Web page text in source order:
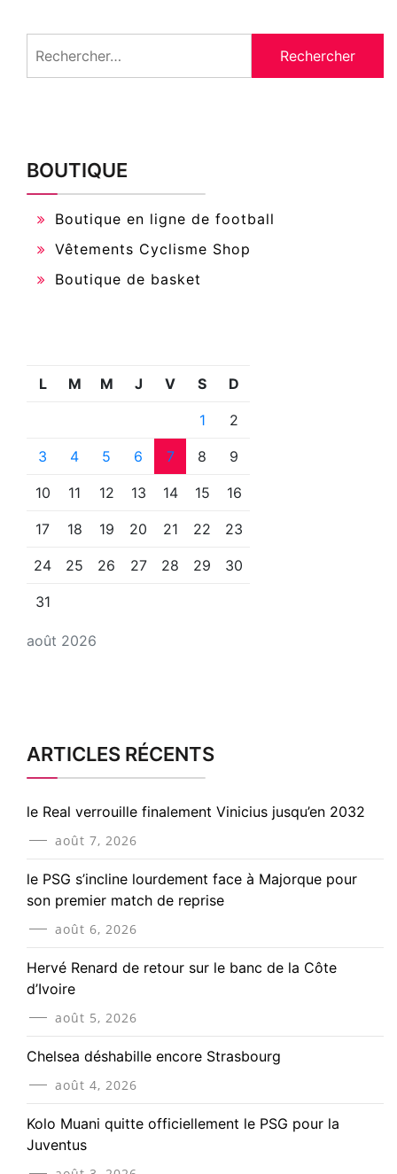
BOUTIQUE
Boutique en ligne de football
Vêtements Cyclisme Shop
Boutique de basket
août 2026
L M M J V S D
1 2
3 4 5 6 7 8 9
10 11 12 13 14 15 16
17 18 19 20 21 22 23
24 25 26 27 28 29 30
31
ARTICLES RÉCENTS
le Real verrouille finalement Vinicius jusqu’en 2032
août 7, 2026
le PSG s’incline lourdement face à Majorque pour
son premier match de reprise
août 6, 2026
Hervé Renard de retour sur le banc de la Côte
d’Ivoire
août 5, 2026
Chelsea déshabille encore Strasbourg
août 4, 2026
Kolo Muani quitte officiellement le PSG pour la
Juventus